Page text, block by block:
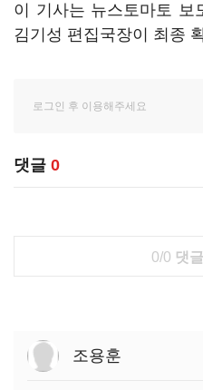
이 기사는 뉴스토마토 보
김기성 편집국장이 최종
댓글 0
0/0 댓
조용훈